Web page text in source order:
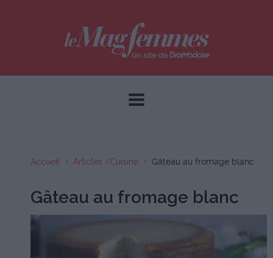
Accueil Articles /Cuisine Gâteau au fromage blanc
Gâteau au fromage blanc